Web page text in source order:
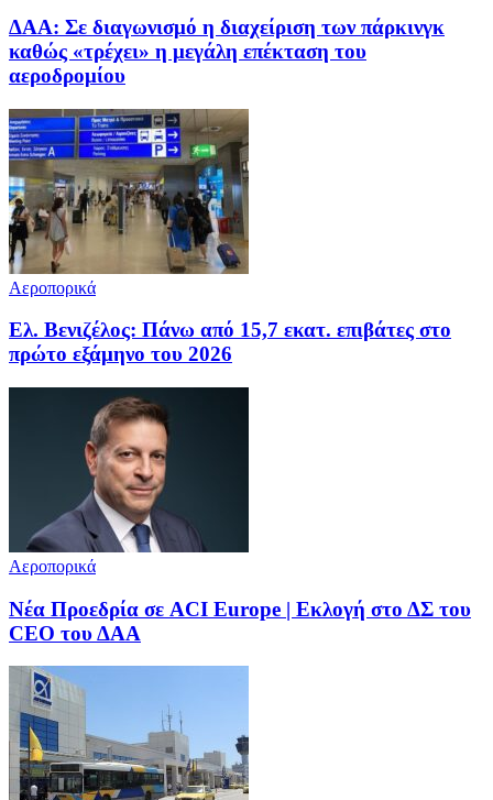
ΔΑΑ: Σε διαγωνισμό η διαχείριση των πάρκινγκ
καθώς «τρέχει» η μεγάλη επέκταση του
αεροδρομίου
Αεροπορικά
Ελ. Βενιζέλος: Πάνω από 15,7 εκατ. επιβάτες στο
πρώτο εξάμηνο του 2026
Αεροπορικά
Νέα Προεδρία σε ACI Europe | Εκλογή στο ΔΣ του
CEO του ΔΑΑ